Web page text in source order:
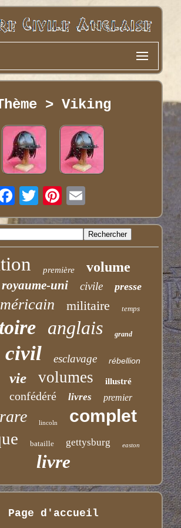
> Viking
première volume
royaume-uni civile presse
militaire temps
anglais grand
civil esclavage rébellion
vie volumes illustré
confédéré livres premier
rare lincoln complet
bataille gettysburg easton
livre
Page d'accueil